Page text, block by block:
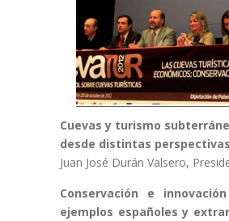
Cuevas y turismo
desde distintas
Juan José Durán Valsero,
Conservación e
ejemplos españoles y